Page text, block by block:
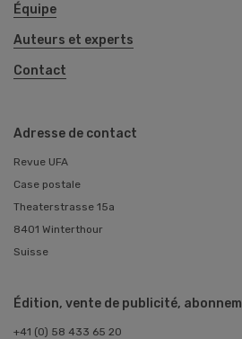
Équipe
Auteurs et experts
Contact
Adresse de contact
Revue UFA
Case postale
Theaterstrasse 15a
8401 Winterthour
Suisse
Édition, vente de publicité,
+41 (0) 58 433 65 20